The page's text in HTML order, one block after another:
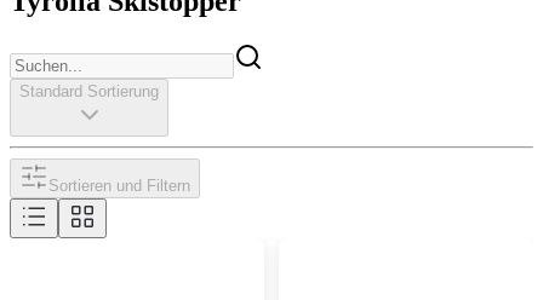
Standard Sortierung
Sortieren und Filtern